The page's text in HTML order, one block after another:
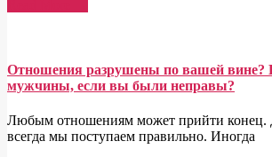
Отношения разрушены по вашей вине?
мужчины, если вы были неправы?
Любым отношениям может прийти конец.
всегда мы поступаем правильно. Иногда